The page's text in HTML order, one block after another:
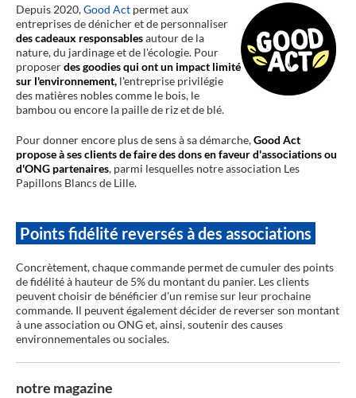
Depuis 2020,Good Act permet aux
entreprises de dénicher et de personnaliser
des cadeaux responsablesautour de la
nature, du jardinage et de l'écologie. Pour
proposerdes goodies qui ont un impact limité
sur l'environnement, l'entreprise privilégie
des matières nobles comme le bois, le
bambou ou encore la paille de riz et de blé.
Pour donner encore plus de sens à sa démarche,Good Act
propose à ses clients de faire des dons en faveur d'associations ou
d'ONG partenaires, parmi lesquelles notre association Les
Papillons Blancs de Lille.
Points fidélité reversés à des associations
Concrètement, chaque commande permet de cumuler des points
de fidélité à hauteur de 5% du montant du panier. Les clients
peuvent choisir de bénéficier d'un remise sur leur prochaine
commande. Il peuvent également décider de reverser son montant
à une association ou ONG et, ainsi, soutenir des causes
environnementales ou sociales.
notre magazine